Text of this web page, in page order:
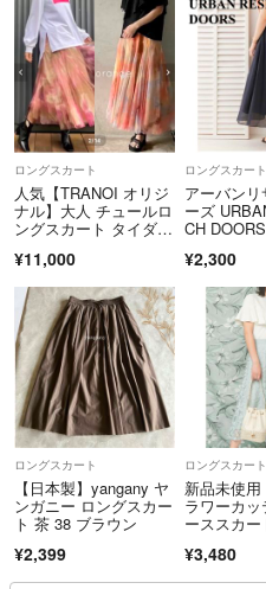
となります。
※納期・発送予定について
取り寄せ商品等、発送までお時間
安」をご確認のうえご購入ください
※在庫確保について
同時刻に同商品の注文が集中した場
います。
ご購入後のお客様のご都合による
でよくご確認のうえご購入ください
※商品仕様について
現物の写真を追加でアップする等
しても対応できかねます。
メーカー希望小売価格は、楽天市
格に準じています。
こちらの商品はラクマ公式パート
n Fashionによって出品されています
ロングスカート
人気【TRANOI オリジ
ナル】大人 チュールロ
ングスカート タイダイ
¥11,000
ロングスカート
アーバン
ーズ
CH
ト クリーニ
¥2,300
ロングスカート
【日本製】yangany ヤ
ンガニー ロングスカー
ト 茶 38 ブラウン
¥2,399
ロングスカート
新品未使
ラワーカ
ーススカー
¥3,480